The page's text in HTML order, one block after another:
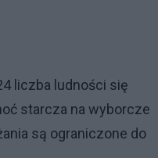
liczba ludności się
starcza na wyborcze
są ograniczone do